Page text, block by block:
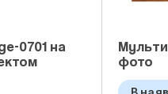
0701 на
фото